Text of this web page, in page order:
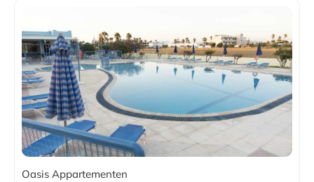
Oasis Appartementen